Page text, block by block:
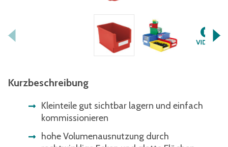
Kurzbeschreibung
Kleinteile gut sichtbar lagern und einfach
kommissionieren
hohe Volumenausnutzung durch